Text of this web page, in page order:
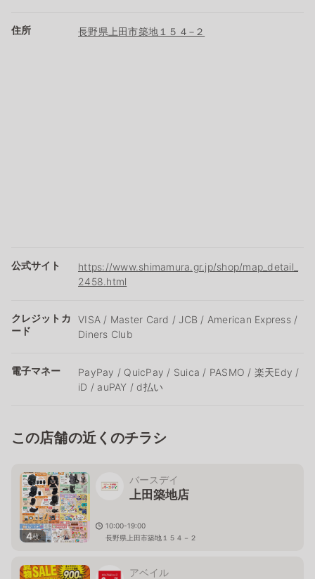
住所 長野県上田市築地１５４−２
公式サイト
https://www.shimamura.gr.jp/shop/map_detail_
2458.html
クレジットカ
ード
VISA / Master Card / JCB / American Express /
Diners Club
電子マネー
PayPay / QuicPay / Suica / PASMO / 楽天Edy /
iD / auPAY / d払い
この店舗の近くのチラシ
4枚
バースデイ
上田築地店
10:00-19:00
長野県上田市築地１５４－２
アベイル